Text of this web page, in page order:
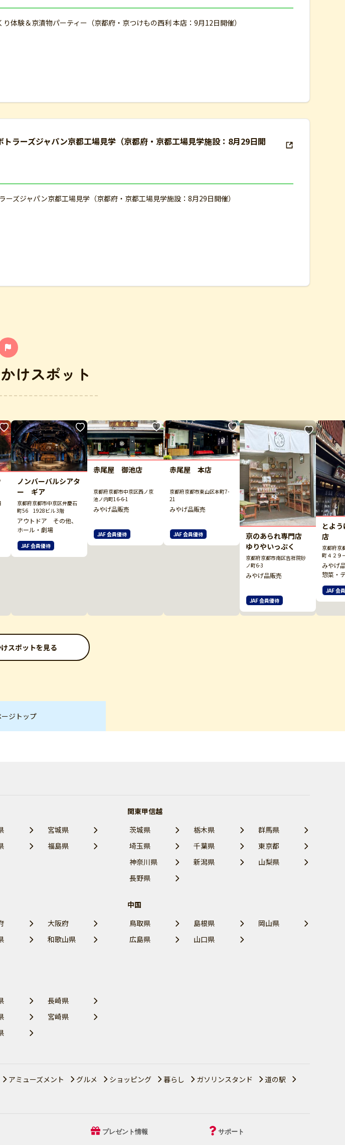
体験＆京漬物パーティー（京都府・京つけもの西利 本店：9月12日開催）
ラーズジャパン京都工場見学（京都府・京都工場見学施設：8月29日開
ーズジャパン京都工場見学（京都府・京都工場見学施設：8月29日開催）
けスポット
ノンバーバルシアタ
ー ギア
京都府京都市中京区弁慶石
町56 1928ビル 3階
アウトドア その他、
ホール・劇場
JAF 会員優待
赤尾屋 御池店
京都府京都市中京区西ノ京
池ノ内町16-6-1
みやげ品販売
JAF 会員優待
赤尾屋 本店
京都府京都市東山区本町7-
21
みやげ品販売
JAF 会員優待
京のあられ専門店
ゆりやいっぷく
京都府京都市南区吉祥院砂
ノ町6-3
みやげ品販売
JAF 会員優待
とよ
店
京都府京
町４２９
みやげ
惣菜・
JAF 会
スポットを見る
ージトップ
宮城県
福島県
関東甲信越
茨城県
栃木県
群馬県
埼玉県
千葉県
東京都
神奈川県
新潟県
山梨県
長野県
大阪府
和歌山県
中国
鳥取県
島根県
岡山県
広島県
山口県
長崎県
宮崎県
アミューズメント グルメ ショッピング 暮らし ガソリンスタンド
道の駅
プレゼント情報 サポート